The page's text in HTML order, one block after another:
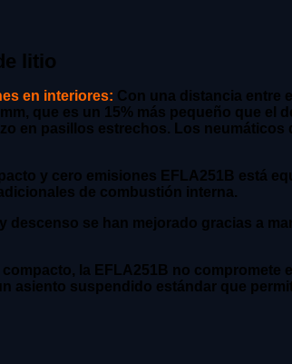
litio
en interiores: Con una distancia entre
que es un 15% más pequeño que el
en pasillos estrechos. Los
y cero emisiones EFLA251B está
de combustión interna.
descenso se han mejorado gracias a
la EFLA251B no
asiento suspendido estándar que